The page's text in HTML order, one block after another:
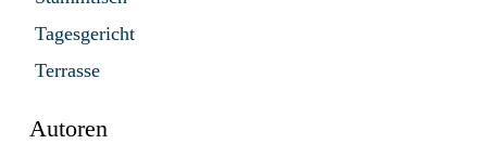
Tagesgericht
Terrasse
Autoren